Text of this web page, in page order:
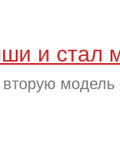
и стал
модель